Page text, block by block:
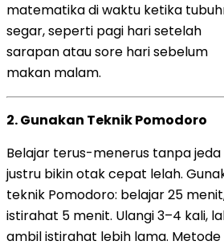
matematika di waktu ketika
segar, seperti pagi hari setelah
sarapan atau sore hari sebelum
makan malam.
2.Gunakan Teknik Pomodoro
Belajar terus-menerus tanpa jeda
justru bikin otak cepat lelah.
teknik Pomodoro: belajar 25
istirahat 5 menit. Ulangi 3–4 kali,
ambil istirahat lebih lama. Metode